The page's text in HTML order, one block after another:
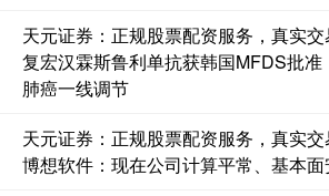
天元证券：正规股票配资服务，真实
复宏汉霖斯鲁利单抗获韩国MFDS批
肺癌一线调节
天元证券：正规股票配资服务，真实
博想软件：现在公司计算平常、基本面